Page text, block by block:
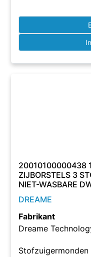
20010100000438
ZIJBORSTELS 3
NIET-WASBARE
DREAME
Fabrikant
Dreame
Stofzuigermonden